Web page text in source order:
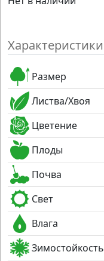
Характеристики
Размер
Листва/Хвоя
Цветение
Плоды
Почва
Свет
Влага
Зимостойкость